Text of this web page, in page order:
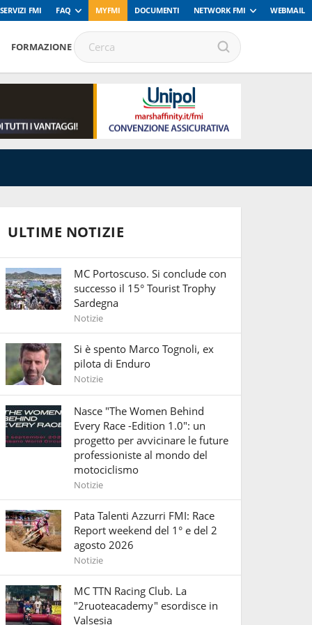
SERVIZI FMI FAQ MYFMI DOCUMENTI NETWORK FMI WEBMAIL
FORMAZIONE
ULTIME NOTIZIE
MC Portoscuso. Si conclude con
successo il 15° Tourist Trophy
Sardegna
Notizie
Si è spento Marco Tognoli, ex
pilota di Enduro
Notizie
Nasce "The Women Behind
Every Race -Edition 1.0": un
progetto per avvicinare le future
professioniste al mondo del
motociclismo
Notizie
Pata Talenti Azzurri FMI: Race
Report weekend del 1° e del 2
agosto 2026
Notizie
MC TTN Racing Club. La
"2ruoteacademy" esordisce in
Valsesia